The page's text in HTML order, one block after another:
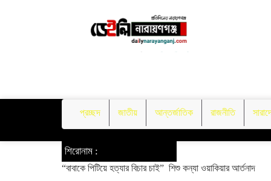
প্রচ্ছদ জাতীয় আন্তর্জাতিক রাজনীতি
শিরোনাম :
“বাবাকে পিটিয়ে হত্যার বিচার চাই” শিশু কন্যা ওয়াকিয়ার আর্তনাদ